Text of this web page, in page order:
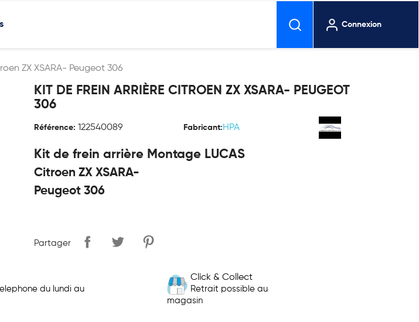
Connexion
ZX XSARA- Peugeot 306
KIT DE FREIN ARRIÈRE CITROEN ZX XSARA- PEUGEOT
306
Référence: 122540089 Fabricant: HPA
Kit de frein arrière Montage LUCAS
Citroen ZX XSARA-
Peugeot 306
Partager
du lundi au
Click & Collect
Retrait possible au
magasin